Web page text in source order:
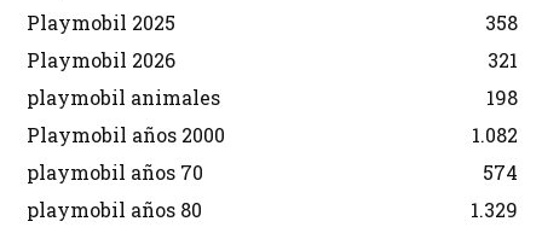
Playmobil 2025
358
Playmobil 2026
321
playmobil animales
198
Playmobil años 2000
1.082
playmobil años 70
574
playmobil años 80
1.329